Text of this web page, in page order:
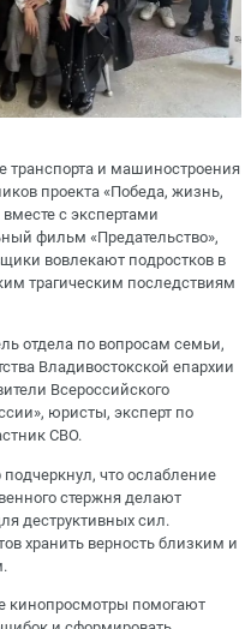
транспорта и машиностроения
проекта «Победа, жизнь,
с экспертами
фильм «Предательство»,
вовлекают подростков в
трагическим последствиям
отдела по вопросам семьи,
Владивостокской епархии
Всероссийского
юристы, эксперт по
СВО.
что ослабление
стержня делают
деструктивных сил.
хранить верность близким и
кинопросмотры помогают